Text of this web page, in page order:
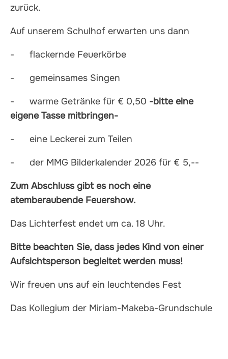
zurück.
Auf unserem Schulhof erwarten uns dann
- flackernde Feuerkörbe
- gemeinsames Singen
- warme Getränke für € 0,50 -bitte eine
eigene Tasse mitbringen-
- eine Leckerei zum Teilen
- der MMG Bilderkalender 2026 für € 5,--
Zum Abschluss gibt es noch eine
atemberaubende Feuershow.
Das Lichterfest endet um ca. 18 Uhr.
Bitte beachten Sie, dass jedes Kind von einer
Aufsichtsperson begleitet werden muss!
Wir freuen uns auf ein leuchtendes Fest
Das Kollegium der Miriam-Makeba-Grundschule